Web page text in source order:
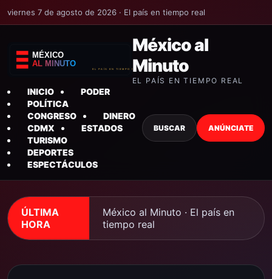
viernes 7 de agosto de 2026 · El país en tiempo real
México al
Minuto
EL PAÍS EN TIEMPO REAL
INICIO
PODER
POLÍTICA
CONGRESO
DINERO
CDMX
ESTADOS
TURISMO
DEPORTES
ESPECTÁCULOS
BUSCAR ANÚNCIATE
ÚLTIMA
HORA
México al Minuto · El país en
tiempo real